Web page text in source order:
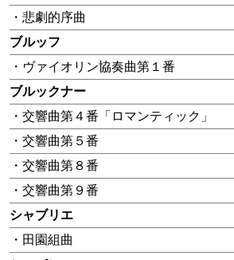
・悲劇的序曲
ブルッフ
・ヴァイオリン協奏曲第１番
ブルックナー
・交響曲第４番「ロマンティック」
・交響曲第５番
・交響曲第８番
・交響曲第９番
シャブリエ
・田園組曲